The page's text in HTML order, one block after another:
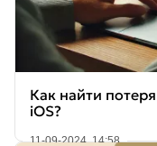
Как найти
iOS?
11-09-2024, 14:58